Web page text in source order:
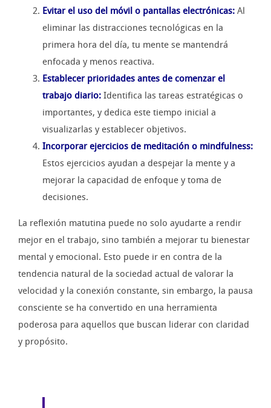
Evitar el uso del móvil o pantallas electrónicas: Al
eliminar las distracciones tecnológicas en la
primera hora del día, tu mente se mantendrá
enfocada y menos reactiva.
Establecer prioridades antes de comenzar el
trabajo diario: Identifica las tareas estratégicas o
importantes, y dedica este tiempo inicial a
visualizarlas y establecer objetivos.
Incorporar ejercicios de meditación o mindfulness:
Estos ejercicios ayudan a despejar la mente y a
mejorar la capacidad de enfoque y toma de
decisiones.
La reflexión matutina puede no solo ayudarte a rendir
mejor en el trabajo, sino también a mejorar tu bienestar
mental y emocional. Esto puede ir en contra de la
tendencia natural de la sociedad actual de valorar la
velocidad y la conexión constante, sin embargo, la pausa
consciente se ha convertido en una herramienta
poderosa para aquellos que buscan liderar con claridad
y propósito.